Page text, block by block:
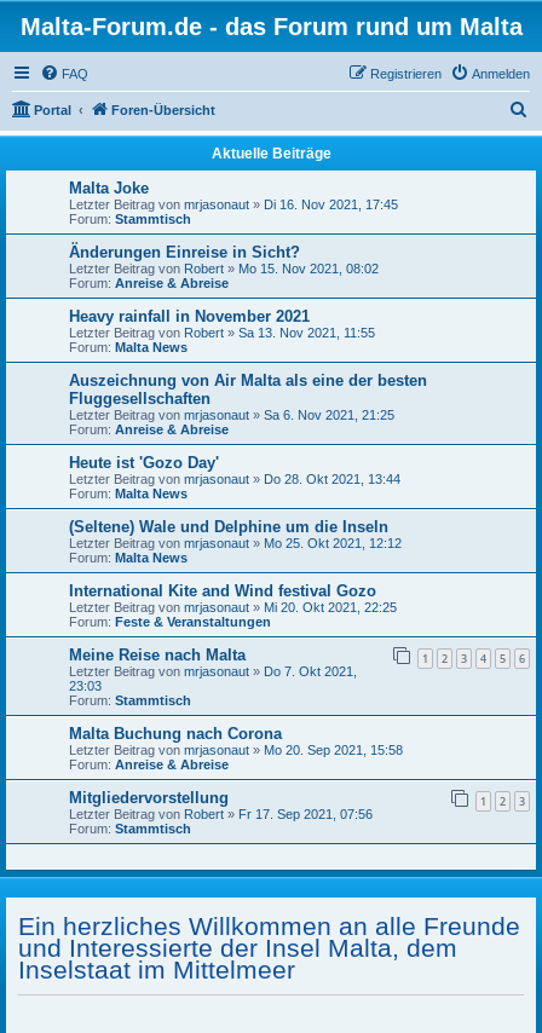
Malta-Forum.de - das Forum rund um Malta
FAQ Anmelden
Registrieren
Portal Foren-Übersicht
u
Aktuelle Beiträge
Malta Joke
Letzter Beitrag von mrjasonaut » Di 16. Nov 2021, 17:45
Forum: Stammtisch
Änderungen Einreise in Sicht?
Letzter Beitrag von Robert » Mo 15. Nov 2021, 08:02
Forum: Anreise & Abreise
Heavy rainfall in November 2021
Letzter Beitrag von Robert » Sa 13. Nov 2021, 11:55
Forum: Malta News
Auszeichnung von Air Malta als eine der besten
Fluggesellschaften
Letzter Beitrag von mrjasonaut » Sa 6. Nov 2021, 21:25
Forum: Anreise & Abreise
Heute ist 'Gozo Day'
Letzter Beitrag von mrjasonaut » Do 28. Okt 2021, 13:44
Forum: Malta News
(Seltene) Wale und Delphine um die Inseln
Letzter Beitrag von mrjasonaut » Mo 25. Okt 2021, 12:12
Forum: Malta News
International Kite and Wind festival Gozo
Letzter Beitrag von mrjasonaut » Mi 20. Okt 2021, 22:25
Forum: Feste & Veranstaltungen
Meine Reise nach Malta 1 2 3 4 5 6
Letzter Beitrag von mrjasonaut » Do 7. Okt 2021,
23:03
Forum: Stammtisch
Malta Buchung nach Corona
Letzter Beitrag von mrjasonaut » Mo 20. Sep 2021, 15:58
Forum: Anreise & Abreise
Mitgliedervorstellung 1 2 3
Letzter Beitrag von Robert » Fr 17. Sep 2021, 07:56
Forum: Stammtisch
Ein herzliches Willkommen an alle Freunde
und Interessierte der Insel Malta, dem
Inselstaat im Mittelmeer